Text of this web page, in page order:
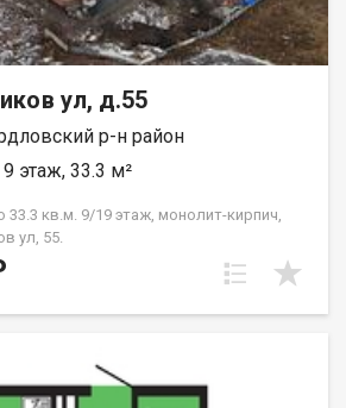
ул, д.55
р-н район
этаж, 33.3 м²
кв.м. 9/19 этаж, монолит-кирпич,
ул, 55.